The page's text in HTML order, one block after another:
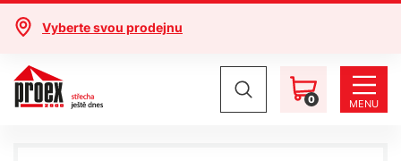
Vyberte svou prodejnu
0 MENU